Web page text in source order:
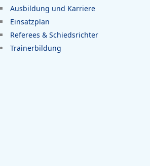
Ausbildung und Karriere
Einsatzplan
Referees & Schiedsrichter
Trainerbildung